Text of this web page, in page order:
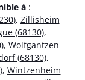
à :
, Zillisheim
(68130),
, Wolfgantzen
(68130),
, Wintzenheim